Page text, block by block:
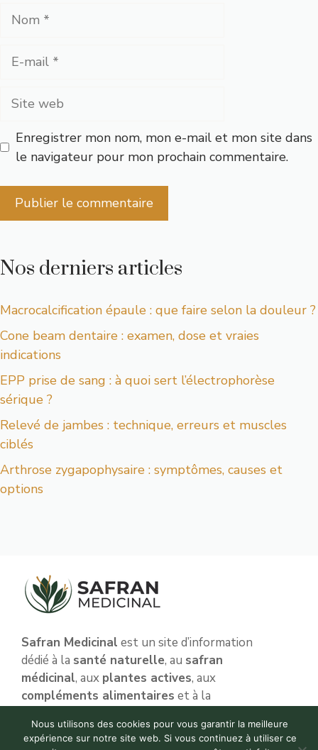
Nom
Site
Enregistrer mon nom, mon e-mail et mon site dans
le navigateur pour mon prochain commentaire.
Nos derniers articles
Macrocalcification épaule : que faire selon la douleur ?
Cone beam dentaire : examen, dose et vraies
indications
EPP prise de sang : à quoi sert l’électrophorèse
sérique ?
Relevé de jambes : technique, erreurs et muscles
ciblés
Arthrose zygapophysaire : symptômes, causes et
options
Safran Medicinal est un site d’information
dédié à la santé naturelle, au safran
médicinal, aux plantes actives, aux
compléments alimentaires et à la
Nous utilisons des cookies pour vous garantir la meilleure
expérience sur notre site web. Si vous continuez à utiliser ce